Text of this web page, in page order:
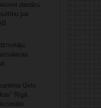
daudzu
par
Ģirts
Rīgā,